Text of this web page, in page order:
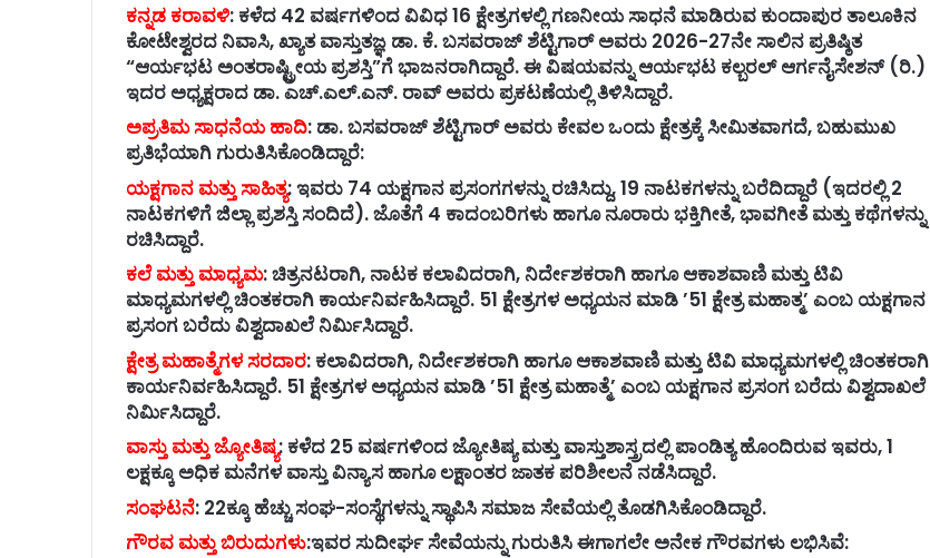
ಕನ್ನಡ ಕರಾವಳಿ: ಕಳೆದ 42 ವರ್ಷಗಳಿಂದ ವಿವಿಧ 16 ಕ್ಷೇತ್ರಗಳಲ್ಲಿ ಗಣನೀಯ ಸಾಧನೆ ಮಾಡಿರುವ ಕುಂದಾಪುರ ತಾಲೂಕಿನ
ಕೋಟೇಶ್ವರದ ನಿವಾಸಿ, ಖ್ಯಾತ ವಾಸ್ತುತಜ್ಞ ಡಾ. ಕೆ. ಬಸವರಾಜ್ ಶೆಟ್ಟಿಗಾ‌ರ್ ಅವರು 2026-27ನೇ ಸಾಲಿನ ಪ್ರತಿಷ್ಠಿತ
“ಆರ್ಯಭಟ ಅಂತರಾಷ್ಟ್ರೀಯ ಪ್ರಶಸ್ತಿ”ಗೆ ಭಾಜನರಾಗಿದ್ದಾರೆ. ಈ ವಿಷಯವನ್ನು ಆರ್ಯಭಟ ಕಲ್ಬರಲ್ ಆರ್ಗನೈಸೇಶನ್ (ರಿ.)
ಇದರ ಅಧ್ಯಕ್ಷರಾದ ಡಾ. ಎಚ್.ಎಲ್.ಎನ್. ರಾವ್ ಅವರು ಪ್ರಕಟಣೆಯಲ್ಲಿ ತಿಳಿಸಿದ್ದಾರೆ.
ಅಪ್ರತಿಮ ಸಾಧನೆಯ ಹಾದಿ: ಡಾ. ಬಸವರಾಜ್ ಶೆಟ್ಟಿಗಾರ್ ಅವರು ಕೇವಲ ಒಂದು ಕ್ಷೇತ್ರಕ್ಕೆ ಸೀಮಿತವಾಗದೆ, ಬಹುಮುಖ
ಪ್ರತಿಭೆಯಾಗಿ ಗುರುತಿಸಿಕೊಂಡಿದ್ದಾರೆ:
ಯಕ್ಷಗಾನ ಮತ್ತು ಸಾಹಿತ್ಯ: ಇವರು 74 ಯಕ್ಷಗಾನ ಪ್ರಸಂಗಗಳನ್ನು ರಚಿಸಿದ್ದು, 19 ನಾಟಕಗಳನ್ನು ಬರೆದಿದ್ದಾರೆ (ಇದರಲ್ಲಿ 2
ನಾಟಕಗಳಿಗೆ ಜಿಲ್ಲಾ ಪ್ರಶಸ್ತಿ ಸಂದಿದೆ). ಜೊತೆಗೆ 4 ಕಾದಂಬರಿಗಳು ಹಾಗೂ ನೂರಾರು ಭಕ್ತಿಗೀತೆ, ಭಾವಗೀತೆ ಮತ್ತು ಕಥೆಗಳನ್ನು
ರಚಿಸಿದ್ದಾರೆ.
ಕಲೆ ಮತ್ತು ಮಾಧ್ಯಮ: ಚಿತ್ರನಟರಾಗಿ, ನಾಟಕ ಕಲಾವಿದರಾಗಿ, ನಿರ್ದೇಶಕರಾಗಿ ಹಾಗೂ ಆಕಾಶವಾಣಿ ಮತ್ತು ಟಿವಿ
ಮಾಧ್ಯಮಗಳಲ್ಲಿ ಚಿಂತಕರಾಗಿ ಕಾರ್ಯನಿರ್ವಹಿಸಿದ್ದಾರೆ. 51 ಕ್ಷೇತ್ರಗಳ ಅಧ್ಯಯನ ಮಾಡಿ ’51 ಕ್ಷೇತ್ರ ಮಹಾತ್ಮ’ ಎಂಬ ಯಕ್ಷಗಾನ
ಪ್ರಸಂಗ ಬರೆದು ವಿಶ್ವದಾಖಲೆ ನಿರ್ಮಿಸಿದ್ದಾರೆ.
ಕ್ಷೇತ್ರ ಮಹಾತ್ಮೆಗಳ ಸರದಾರ: ಕಲಾವಿದರಾಗಿ, ನಿರ್ದೇಶಕರಾಗಿ ಹಾಗೂ ಆಕಾಶವಾಣಿ ಮತ್ತು ಟಿವಿ ಮಾಧ್ಯಮಗಳಲ್ಲಿ ಚಿಂತಕರಾಗಿ
ಕಾರ್ಯನಿರ್ವಹಿಸಿದ್ದಾರೆ. 51 ಕ್ಷೇತ್ರಗಳ ಅಧ್ಯಯನ ಮಾಡಿ ’51 ಕ್ಷೇತ್ರ ಮಹಾತ್ಮೆ’ ಎಂಬ ಯಕ್ಷಗಾನ ಪ್ರಸಂಗ ಬರೆದು ವಿಶ್ವದಾಖಲೆ
ನಿರ್ಮಿಸಿದ್ದಾರೆ.
ವಾಸ್ತು ಮತ್ತು ಜ್ಯೋತಿಷ್ಯ: ಕಳೆದ 25 ವರ್ಷಗಳಿಂದ ಜ್ಯೋತಿಷ್ಯ ಮತ್ತು ವಾಸ್ತುಶಾಸ್ತ್ರದಲ್ಲಿ ಪಾಂಡಿತ್ಯ ಹೊಂದಿರುವ ಇವರು, 1
ಲಕ್ಷಕ್ಕೂ ಅಧಿಕ ಮನೆಗಳ ವಾಸ್ತು ವಿನ್ಯಾಸ ಹಾಗೂ ಲಕ್ಷಾಂತರ ಜಾತಕ ಪರಿಶೀಲನೆ ನಡೆಸಿದ್ದಾರೆ.
ಸಂಘಟನೆ: 22ಕ್ಕೂ ಹೆಚ್ಚು ಸಂಘ-ಸಂಸ್ಥೆಗಳನ್ನು ಸ್ಥಾಪಿಸಿ ಸಮಾಜ ಸೇವೆಯಲ್ಲಿ ತೊಡಗಿಸಿಕೊಂಡಿದ್ದಾರೆ.
ಗೌರವ ಮತ್ತು ಬಿರುದುಗಳು:ಇವರ ಸುದೀರ್ಘ ಸೇವೆಯನ್ನು ಗುರುತಿಸಿ ಈಗಾಗಲೇ ಅನೇಕ ಗೌರವಗಳು ಲಭಿಸಿವೆ: